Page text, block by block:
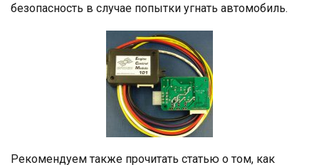
безопасность в случае попытки угнать автомобиль.
Рекомендуем также прочитать статью о том, как